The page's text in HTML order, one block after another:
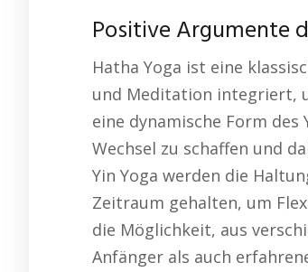
Positive Argumente
Hatha Yoga ist eine
und Meditation integriert,
eine dynamische Form
Wechsel zu schaffen und
Yin Yoga werden die
Zeitraum gehalten, um
die Möglichkeit, aus
Anfänger als auch